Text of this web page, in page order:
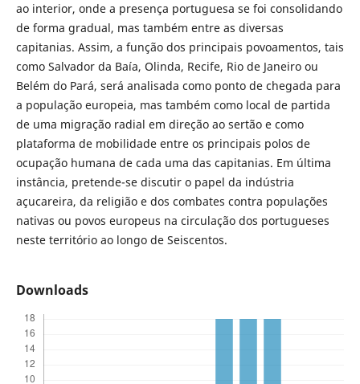
ao interior, onde a presença portuguesa se foi consolidando
de forma gradual, mas também entre as diversas
capitanias. Assim, a função dos principais povoamentos, tais
como Salvador da Baía, Olinda, Recife, Rio de Janeiro ou
Belém do Pará, será analisada como ponto de chegada para
a população europeia, mas também como local de partida
de uma migração radial em direção ao sertão e como
plataforma de mobilidade entre os principais polos de
ocupação humana de cada uma das capitanias. Em última
instância, pretende-se discutir o papel da indústria
açucareira, da religião e dos combates contra populações
nativas ou povos europeus na circulação dos portugueses
neste território ao longo de Seiscentos.
Downloads